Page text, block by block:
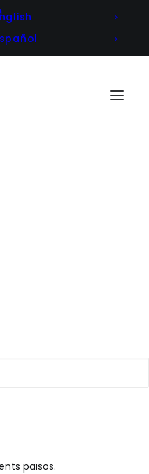
: Guia
local
d’apoderament de
ciutadanes en
però ara es fomenta
i diferents marcs
països.